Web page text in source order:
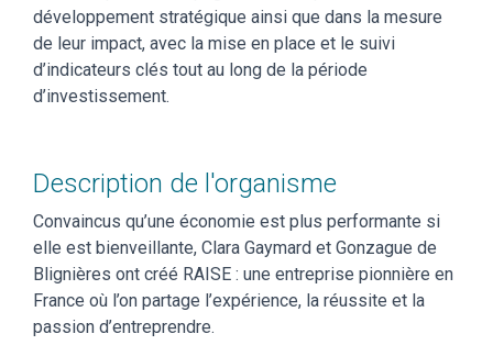
développement stratégique ainsi que dans la mesure
de leur impact, avec la mise en place et le suivi
d’indicateurs clés tout au long de la période
d’investissement.
Description de l'organisme
Convaincus qu’une économie est plus performante si
elle est bienveillante, Clara Gaymard et Gonzague de
Blignières ont créé RAISE : une entreprise pionnière en
France où l’on partage l’expérience, la réussite et la
passion d’entreprendre.